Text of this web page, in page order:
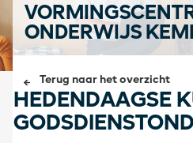
ONDERWIJS
Terug naar het overzicht
HEDENDAAGSE